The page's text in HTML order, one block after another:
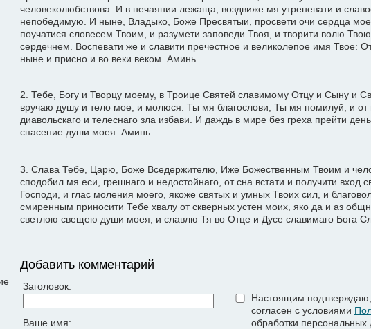
человеколюбствова. И в нечаянии лежаща, воздвиже мя утреневати и
непобедимую. И ныне, Владыко, Боже Пресвятыи, просвети очи сердца
поучатися словесем Твоим, и разумети заповеди Твоя, и творити волю
сердечнем. Воспевати же и славити пречестное и великолепое имя Твое:
ныне и присно и во веки веком. Аминь.
2. Тебе, Богу и Творцу моему, в Троице Святей славимому Отцу и Сыну и
вручаю душу и тело мое, и молюся: Ты мя благослови, Ты мя помилуй, и от
диавольскаго и телеснаго зла избави. И даждь в мире без греха прейти
спасение души моея. Аминь.
3. Слава Тебе, Царю, Боже Вседержителю, Иже Божественным Твоим и
сподобил мя еси, грешнаго и недостойнаго, от сна встати и получити вход
Господи, и глас моления моего, якоже святых и умных Твоих сил, и
смиренным приносити Тебе хвалу от скверных устен моих, яко да и аз
светлою свещею души моея, и славлю Тя во Отце и Дусе славимаго Бога
Добавить комментарий
Заголовок:
Ваше имя:
Настоящим
согласен с условиями
обработки персональных